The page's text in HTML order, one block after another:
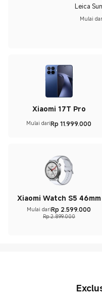
Leica
Mulai
Xiaomi 17T Pro
Mulai dariRp11.999.000
Current Price Rp
Xiaomi Watch S5 46mm
Mulai dariRp 2.599.000
Current Price Rp
Rp 2.899.000Harga pemasaran